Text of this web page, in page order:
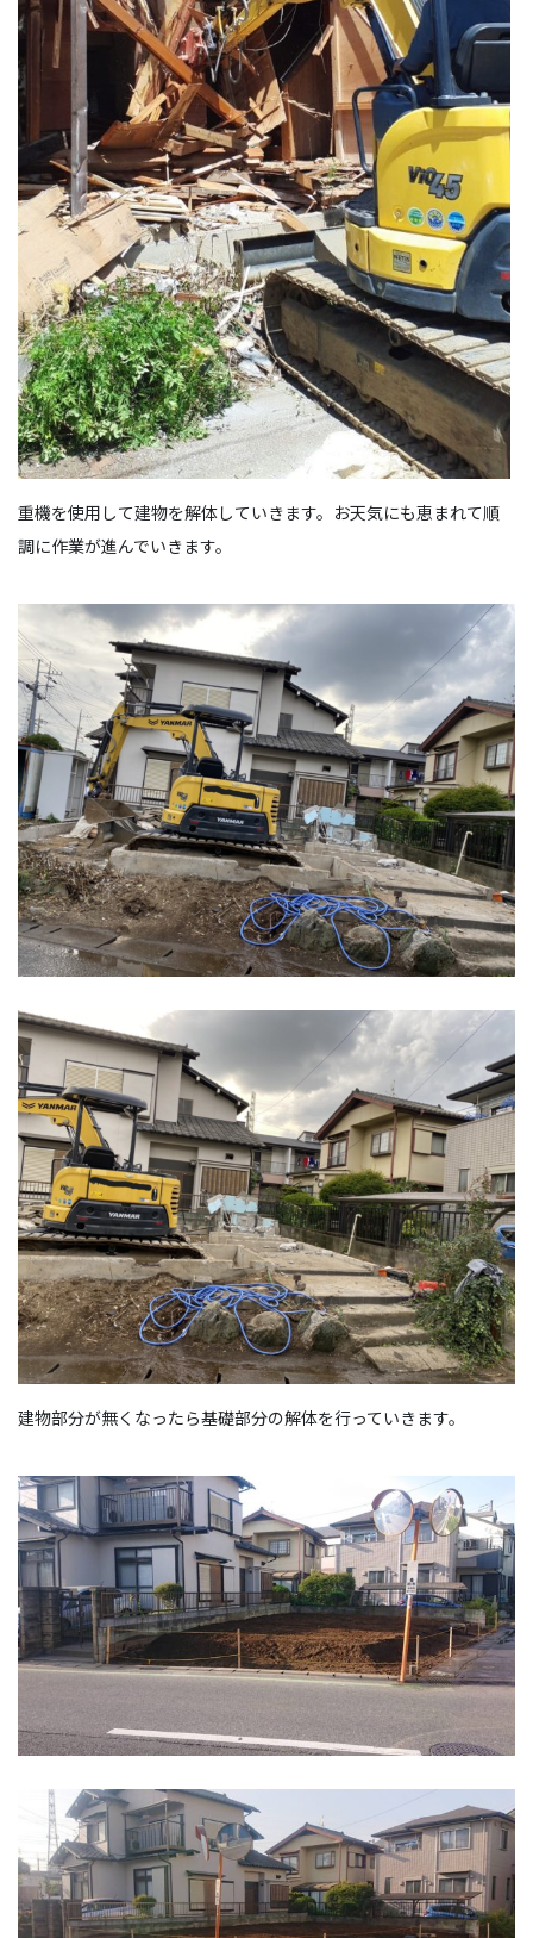
重機を使用して建物を解体していきます。お天気にも恵まれて順
調に作業が進んでいきます。
建物部分が無くなったら基礎部分の解体を行っていきます。